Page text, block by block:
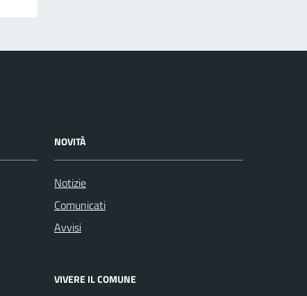
NOVITÀ
Notizie
Comunicati
Avvisi
VIVERE IL COMUNE